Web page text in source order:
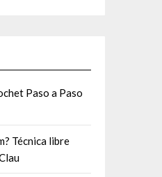
Paso a Paso
Técnica libre